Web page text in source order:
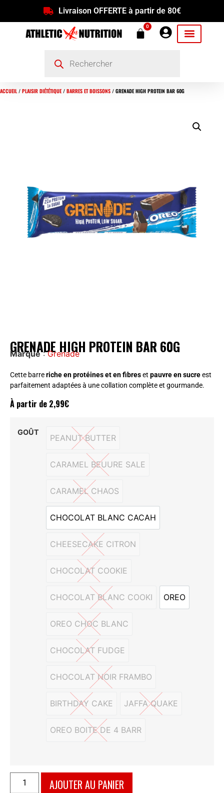
Livraison OFFERTE à partir de 80€
0
ACCUEIL/ PLAISIR DIÉTÉTIQUE/ BARRES ET BOISSONS / GRENADE HIGH PROTEIN BAR 60G
GRENADE HIGH PROTEIN BAR 60G
Marque:Grenade
Cette barreriche en protéines et en fibreset pauvre en sucreest
parfaitement adaptées à une collation complète et gourmande.
À partir de 2,99€
GOÛT
PEANUT BUTTER
PEANUT BUTTER
CARAMEL BEUURE SALE
CARAMEL BEUURE SALE
CARAMEL CHAOS
CARAMEL CHAOS
CHOCOLAT BLANC CACAH
CHOCOLAT BLANC CACAH
CHEESECAKE CITRON
CHEESECAKE CITRON
CHOCOLAT COOKIE
CHOCOLAT COOKIE
CHOCOLAT BLANC COOKI
CHOCOLAT BLANC COOKI
OREO
OREO CHOC BLANC
OREO CHOC BLANC
CHOCOLAT FUDGE
CHOCOLAT FUDGE
CHOCOLAT NOIR FRAMBO
CHOCOLAT NOIR FRAMBO
BIRTHDAY CAKE
BIRTHDAY CAKE
JAFFA QUAKE
JAFFA QUAKE
OREO BOITE DE 4 BARR
OREO BOITE DE 4 BARR
AJOUTER AU PANIER